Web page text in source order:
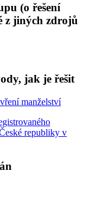
(o řešení
z jiných zdrojů
jak je řešit
manželství
republiky v